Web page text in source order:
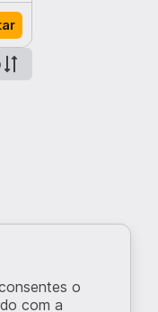
o
com a